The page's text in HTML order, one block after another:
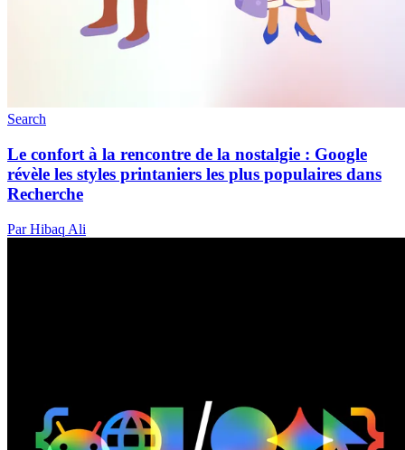
Search
Le confort à la rencontre de la nostalgie : Google
révèle les styles printaniers les plus populaires dans
Recherche
Par Hibaq Ali